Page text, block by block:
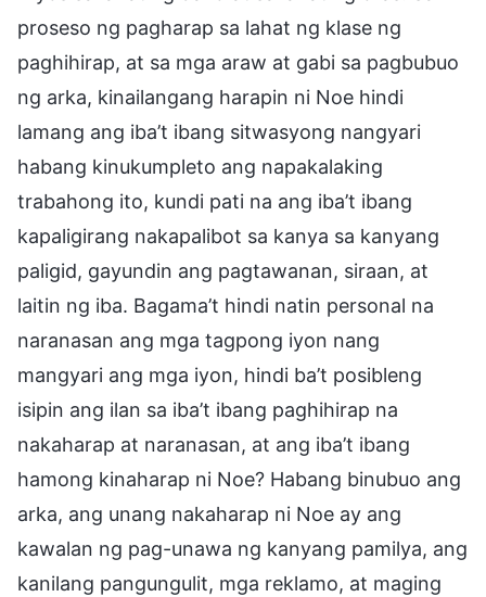
proseso ng pagharap sa lahat ng klase ng
paghihirap, at sa mga araw at gabi sa pagbubuo
ng arka, kinailangang harapin ni Noe hindi
lamang ang iba’t ibang sitwasyong nangyari
habang kinukumpleto ang napakalaking
trabahong ito, kundi pati na ang iba’t ibang
kapaligirang nakapalibot sa kanya sa kanyang
paligid, gayundin ang pagtawanan, siraan, at
laitin ng iba. Bagama’t hindi natin personal na
naranasan ang mga tagpong iyon nang
mangyari ang mga iyon, hindi ba’t posibleng
isipin ang ilan sa iba’t ibang paghihirap na
nakaharap at naranasan, at ang iba’t ibang
hamong kinaharap ni Noe? Habang binubuo ang
arka, ang unang nakaharap ni Noe ay ang
kawalan ng pag-unawa ng kanyang pamilya, ang
kanilang pangungulit, mga reklamo, at maging